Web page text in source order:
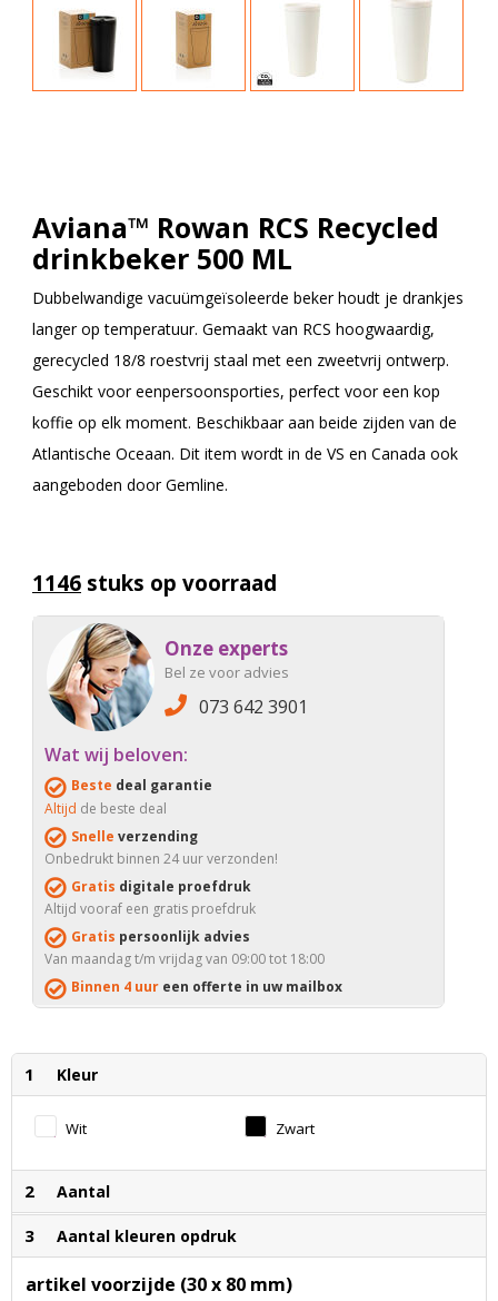
Aviana™ Rowan RCS Recycled
drinkbeker 500 ML
Dubbelwandige vacuümgeïsoleerde beker houdt je drankjes
langer op temperatuur. Gemaakt van RCS hoogwaardig,
gerecycled 18/8 roestvrij staal met een zweetvrij ontwerp.
Geschikt voor eenpersoonsporties, perfect voor een kop
koffie op elk moment. Beschikbaar aan beide zijden van de
Atlantische Oceaan. Dit item wordt in de VS en Canada ook
aangeboden door Gemline.
1146 stuks op voorraad
Onze experts
Bel ze voor advies
073 642 3901
Wat wij beloven:
Beste deal garantie
Altijd de beste deal
Snelle verzending
Onbedrukt binnen 24 uur verzonden!
Gratis digitale proefdruk
Altijd vooraf een gratis proefdruk
Gratis persoonlijk advies
Van maandag t/m vrijdag van 09:00 tot 18:00
Binnen 4 uur een offerte in uw mailbox
1 Kleur
Wit Zwart
2 Aantal
3 Aantal kleuren opdruk
artikel voorzijde (30 x 80 mm)